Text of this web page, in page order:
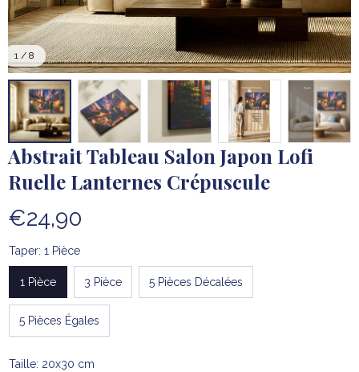
1 / 8
Abstrait Tableau Salon Japon Lofi
Ruelle Lanternes Crépuscule
€24,90
Taper: 1 Pièce
1 Pièce 3 Pièce 5 Pièces Décalées
5 Pièces Égales
Taille: 20x30 cm